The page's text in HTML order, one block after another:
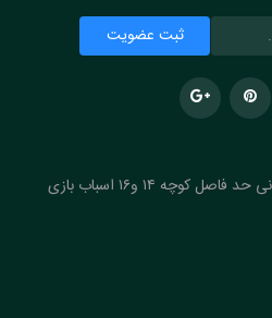
کرمان خیابان خواجوی کرمانی حد فاصل کوچه ۱۴ و۱۶ اسباب بازی